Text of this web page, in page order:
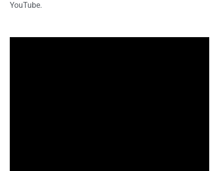
YouTube.